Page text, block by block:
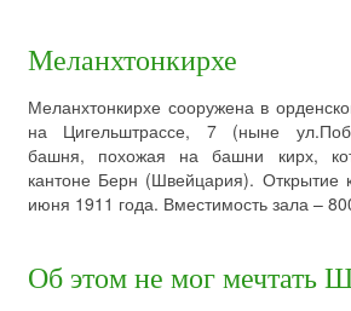
Меланхтонкирхе
Меланхтонкирхе сооружена в
на Цигельштрассе, 7 (ныне
башня, похожая на башни кирх,
кантоне Берн (Швейцария). Открытие
июня 1911 года. Вместимость зала –
Об этом не мог мечтать